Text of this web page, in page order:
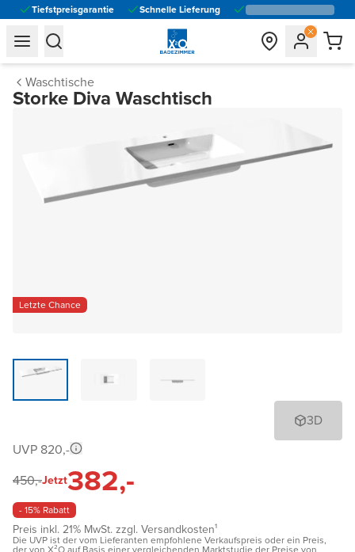
Tiefstpreisgarantie Schnelle Lieferung
general.navigation.toggle_menu.label
general.navigation.toggle_menu.label
Waschtische
Storke Diva Waschtisch
Letzte Chance
3D
UVP 820,-
450,-Jetzt382,-
- 15% Rabatt
Preis inkl. 21% MwSt. zzgl. Versandkosten¹
Die UVP ist der vom Lieferanten empfohlene Verkaufspreis oder ein Preis,